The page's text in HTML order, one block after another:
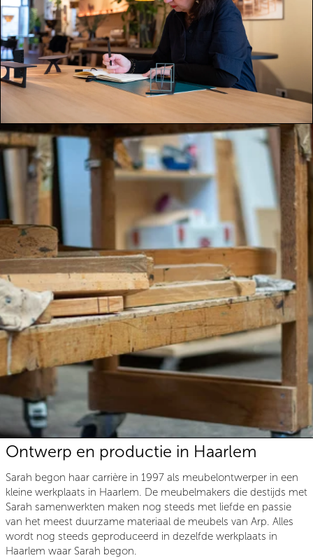
Ontwerp en productie in Haarlem
Sarah begon haar carrière in 1997 als meubelontwerper in een
kleine werkplaats in Haarlem. De meubelmakers die destijds met
Sarah samenwerkten maken nog steeds met liefde en passie
van het meest duurzame materiaal de meubels van Arp. Alles
wordt nog steeds geproduceerd in dezelfde werkplaats in
Haarlem waar Sarah begon.